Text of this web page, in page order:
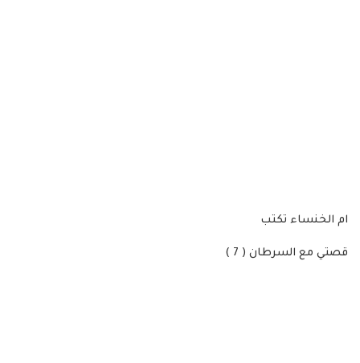
ام الخنساء تكتب
قصتي مع السرطان ( 7 )